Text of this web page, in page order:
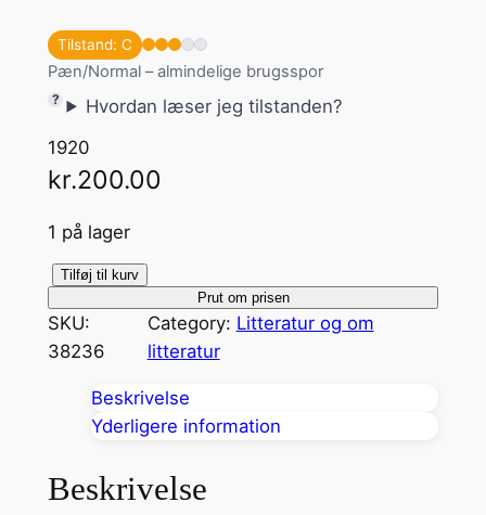
Tilstand: C
Pæn/Normal – almindelige brugsspor
Hvordan læser jeg tilstanden?
1920
kr.200.00
1 på lager
M
i
t
l
n
t
Tilføj til kurv
Prut om prisen
SKU:
38236
Category: Litteratur og om
litteratur
Beskrivelse
Yderligere information
Beskrivelse